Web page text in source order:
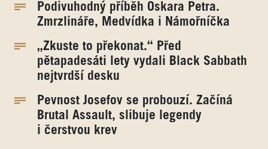
Podivuhodný příběh Oskara Petra.
Zmrzlináře, Medvídka i Námořníčka
„Zkuste to překonat.“ Před
pětapadesáti lety vydali Black Sabbath
nejtvrdší desku
Pevnost Josefov se probouzí. Začíná
Brutal Assault, slibuje legendy
i čerstvou krev